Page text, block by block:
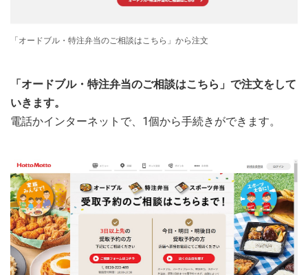
「オードブル・特注弁当のご相談はこちら」から注文
「オードブル・特注弁当のご相談はこちら」で注文をして
いきます。
電話かインターネットで、1個から手続きができます。